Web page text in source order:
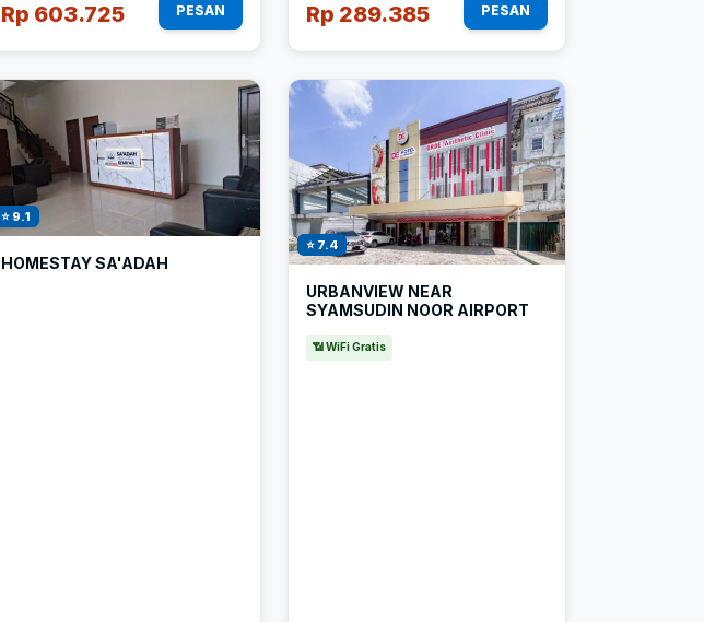
Rp 603.725 PESAN Rp 289.385 PESAN
⭐ 9.1
HOMESTAY SA'ADAH
⭐ 7.4
URBANVIEW NEAR
SYAMSUDIN NOOR AIRPORT
📶 WiFi Gratis